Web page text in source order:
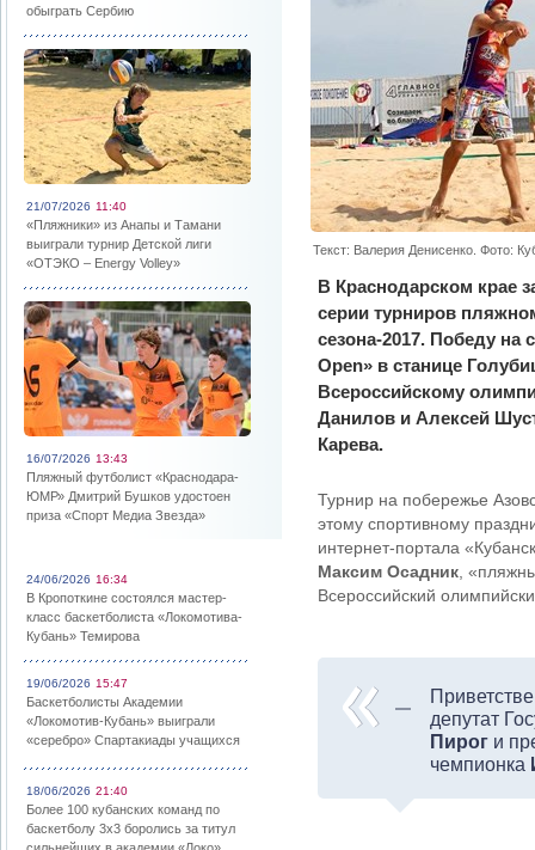
обыграть Сербию
21/07/2026 11:40
«Пляжники» из Анапы и Тамани
выиграли турнир Детской лиги
«ОТЭКО – Energy Volley»
16/07/2026 13:43
Пляжный футболист «Краснодара-
ЮМР» Дмитрий Бушков удостоен
приза «Спорт Медиа Звезда»
24/06/2026 16:34
В Кропоткине состоялся мастер-
класс баскетболиста «Локомотива-
Кубань» Темирова
19/06/2026 15:47
Баскетболисты Академии
«Локомотив-Кубань» выиграли
«серебро» Спартакиады учащихся
18/06/2026 21:40
Более 100 кубанских команд по
баскетболу 3х3 боролись за титул
Текст: Валерия Денисенко. Фото:
В Краснодарском крае
серии турниров
сезона-2017. Победу на
Open» в станице
Всероссийскому
Данилов и Алексей
Карева.
Турнир на побережье
этому спортивному
интернет-портала
Максим Осадник ,
Всероссийский
депутат
Пирог и
чемпионка